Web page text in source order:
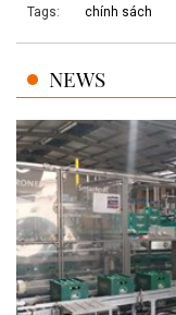
Tags: chính sách
NEWS